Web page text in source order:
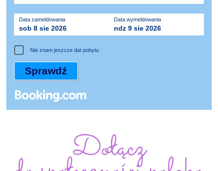
Data zameldowania
sob 8 sie 2026
Data wymeldowania
ndz 9 sie 2026
Nie znam jeszcze dat pobytu